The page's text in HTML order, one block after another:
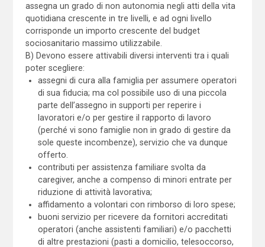
assegna un grado di non autonomia negli atti della vita
quotidiana crescente in tre livelli, e ad ogni livello
corrisponde un importo crescente del budget
sociosanitario massimo utilizzabile.
B) Devono essere attivabili diversi interventi tra i quali
poter scegliere:
assegni di cura alla famiglia per assumere operatori
di sua fiducia; ma col possibile uso di una piccola
parte dell’assegno in supporti per reperire i
lavoratori e/o per gestire il rapporto di lavoro
(perché vi sono famiglie non in grado di gestire da
sole queste incombenze), servizio che va dunque
offerto.
contributi per assistenza familiare svolta da
caregiver, anche a compenso di minori entrate per
riduzione di attività lavorativa;
affidamento a volontari con rimborso di loro spese;
buoni servizio per ricevere da fornitori accreditati
operatori (anche assistenti familiari) e/o pacchetti
di altre prestazioni (pasti a domicilio, telesoccorso,